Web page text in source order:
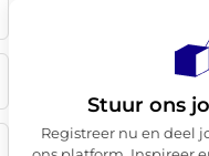
Stuur ons
Registreer nu en deel
ons platform. Inspireer